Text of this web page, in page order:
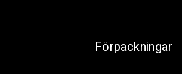
Förpackningar